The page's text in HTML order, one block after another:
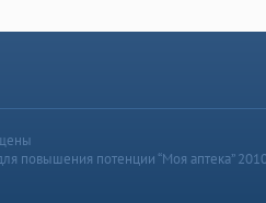
повышения потенции “Моя аптека”